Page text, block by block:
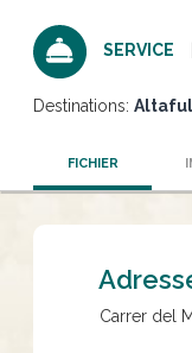
SERVICE
Destinations:
FICHIER
Carrer del